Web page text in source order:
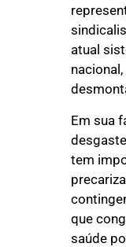
atual
Em sua
tem
que
saúde